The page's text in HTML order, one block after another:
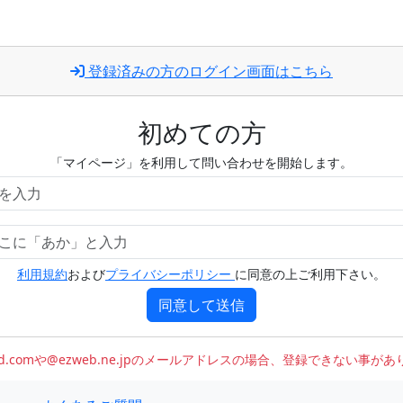
登録済みの方のログイン画面はこちら
初めての方
「マイページ」を利用して問い合わせを開始します。
利用規約およびプライバシーポリシー に同意の上ご利用下さい。
同意して送信
や@ezweb.ne.jpのメールアドレスの場合、登録できない事があ